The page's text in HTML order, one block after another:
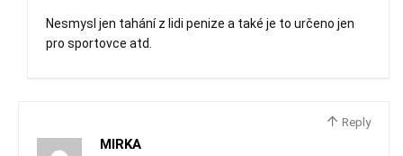
Nesmysl jen tahání z lidi penize a také je to určeno jen
pro sportovce atd.
Reply
MIRKA